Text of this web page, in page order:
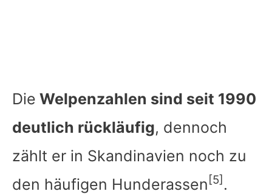
Die Welpenzahlen sind seit 1990
deutlich rückläufig, dennoch
zählt er in Skandinavien noch zu
den häufigen Hunderassen[5].